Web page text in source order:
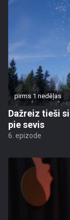
pirms 1 nedēļas
Dažreiz tieši
pie sevis
6. epizode